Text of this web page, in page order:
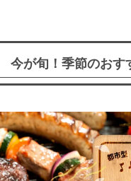
今が旬！季節のおす